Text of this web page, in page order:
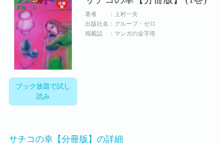
ブック放題で試し
読み
著者 ：上村一夫
出版社名：グループ・ゼロ
掲載誌 ：マンガの金字塔
サチコの幸【分冊版】の詳細